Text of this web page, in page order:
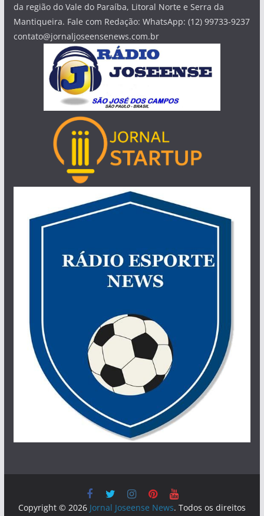
da região do Vale do Paraíba, Litoral Norte e Serra da
Mantiqueira. Fale com Redação: WhatsApp: (12) 99733-9237
contato@jornaljoseensenews.com.br
Copyright © 2026 Jornal Joseense News. Todos os direitos